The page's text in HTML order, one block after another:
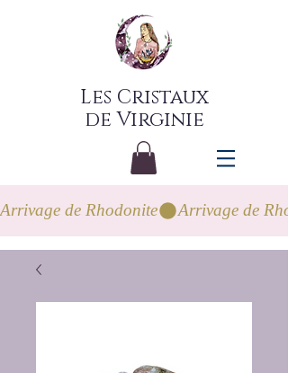
Les Cristaux
de Virginie
Arrivage de Rhodonite